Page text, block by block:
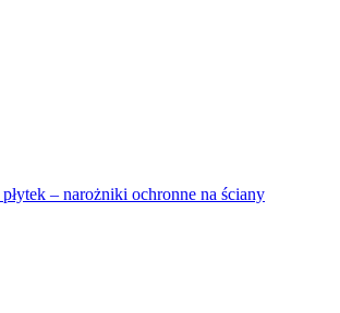
– narożniki ochronne na ściany